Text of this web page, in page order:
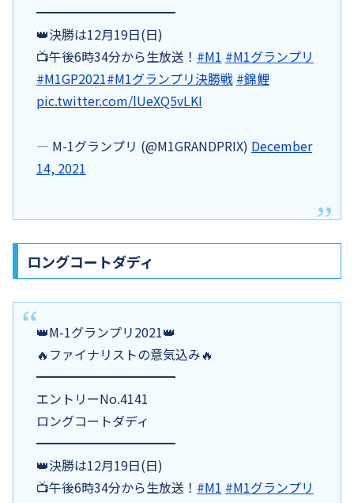
━━━━━━━━━━━
👑決勝は12月19日(日)
📺午後6時34分から生放送！ #M1 #M1グランプリ
#M1GP2021#M1グランプリ決勝戦 #錦鯉
pic.twitter.com/lUeXQ5vLKI
— M-1グランプリ (@M1GRANDPRIX) December
14, 2021
ロングコートダディ
👑M-1グランプリ2021👑
🔥ファイナリストの意気込み🔥
━━━━━━━━━━━
エントリーNo.4141
ロングコートダディ
━━━━━━━━━━━
👑決勝は12月19日(日)
📺午後6時34分から生放送！ #M1 #M1グランプリ